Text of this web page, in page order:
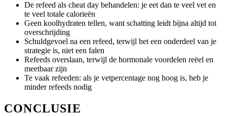
De refeed als cheat day behandelen: je eet dan te veel vet en
te veel totale calorieën
Geen koolhydraten tellen, want schatting leidt bijna altijd tot
overschrijding
Schuldgevoel na een refeed, terwijl het een onderdeel van je
strategie is, niet een falen
Refeeds overslaan, terwijl de hormonale voordelen reëel en
meetbaar zijn
Te vaak refeeden: als je vetpercentage nog hoog is, heb je
minder refeeds nodig
CONCLUSIE